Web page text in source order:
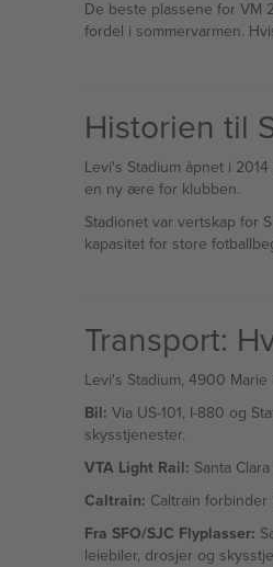
De beste plassene for VM
fordel i sommervarmen.
Historien til
Levi's Stadium åpnet i
en ny ære for klubben.
Stadionet var vertskap for
kapasitet for store
Transport:
Levi's Stadium, 4900
Bil: Via US-101, I-880 og
skysstjenester.
VTA Light Rail: Santa
Caltrain: Caltrain
Fra SFO/SJC Flyplasser:
leiebiler, drosjer og